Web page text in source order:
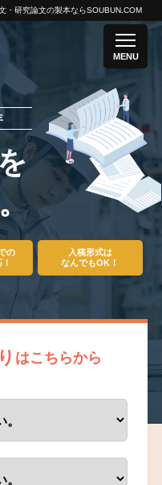
・研究論文の製本ならSOUBUN.COM
MENU
の
入稿形式は
なんでもOK！
はこちらから